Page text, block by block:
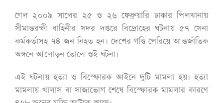
গেল ২০০৯ সালের ২৫ ও ২৬ ফেব্রুয়ারি ঢাকার পিলখানায়
সীমান্তরক্ষী বাহিনীর সদর দপ্তরে বিদ্রোহের ঘটনায় ৫৭ সেনা
কর্মকর্তাসহ ৭৪ জন নিহত হন। দেশের গণ্ডি পেরিয়ে আন্তর্জাতিক
অঙ্গনে আলোড়ন তোলে ওই ঘটনা।
এই ঘটনায় হত্যা ও বিস্ফোরক আইনে দুটি মামলা হয়। হত্যা
মামলায় খালাস বা সাজাভোগ শেষে বিস্ফোরক মামলার কারণে